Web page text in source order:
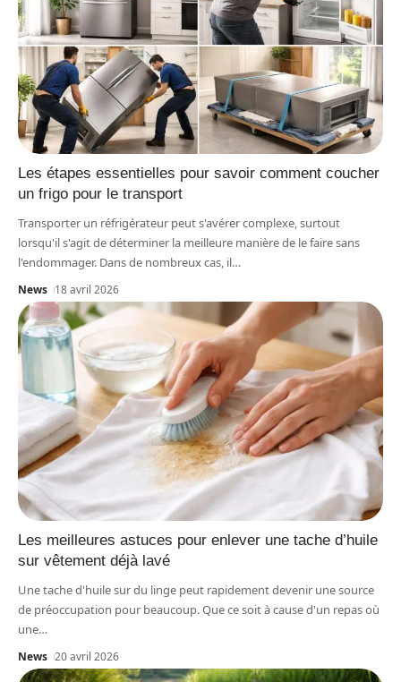
Les étapes essentielles pour savoir comment coucher
un frigo pour le transport
Transporter un réfrigérateur peut s'avérer complexe, surtout
lorsqu'il s'agit de déterminer la meilleure manière de le faire sans
l'endommager. Dans de nombreux cas, il…
News 18 avril 2026
Les meilleures astuces pour enlever une tache d’huile
sur vêtement déjà lavé
Une tache d'huile sur du linge peut rapidement devenir une source
de préoccupation pour beaucoup. Que ce soit à cause d'un repas où
une…
News 20 avril 2026